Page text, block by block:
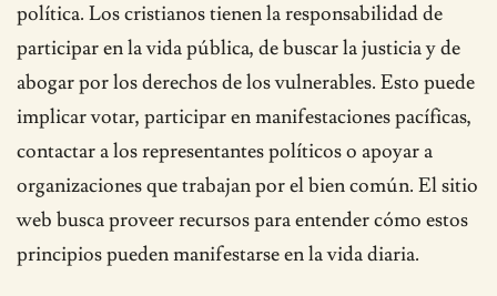
política. Los cristianos tienen la responsabilidad de
participar en la vida pública, de buscar la justicia y de
abogar por los derechos de los vulnerables. Esto puede
implicar votar, participar en manifestaciones pacíficas,
contactar a los representantes políticos o apoyar a
organizaciones que trabajan por el bien común. El sitio
web busca proveer recursos para entender cómo estos
principios pueden manifestarse en la vida diaria.